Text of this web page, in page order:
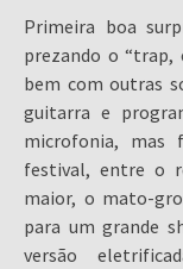
Primeira boa
prezando o
bem com outras
guitarra e
microfonia, mas
festival, entre o
maior, o mato-
para um grande
versão